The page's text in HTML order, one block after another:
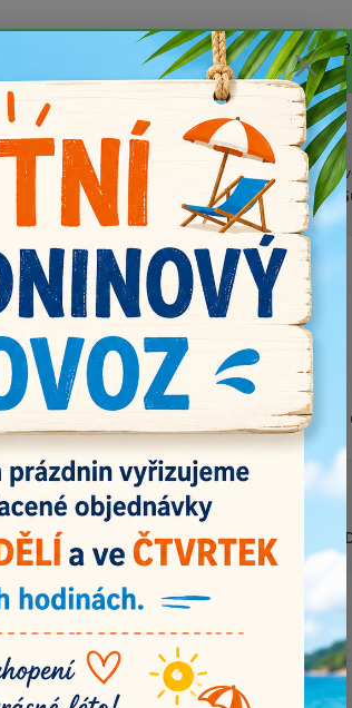
!!! POZOR ZMĚNA !!! V PONDĚLÍ
ZA POCHOPENÍ!
Vrácení zboží
Hledat Nevíte si rady?
Dovoz
Průměr cca 15
Dostupnost
Nejsme plátci
2,50 Kč/
Číslo produktu: 571